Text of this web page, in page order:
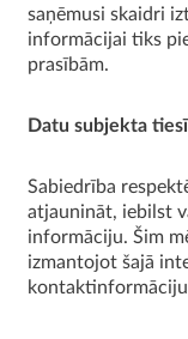
saņēmusi skaidri
informācijai tiks
prasībām.
Datu subjekta
Sabiedrība
atjaunināt, iebilst
informāciju. Šim
izmantojot šajā